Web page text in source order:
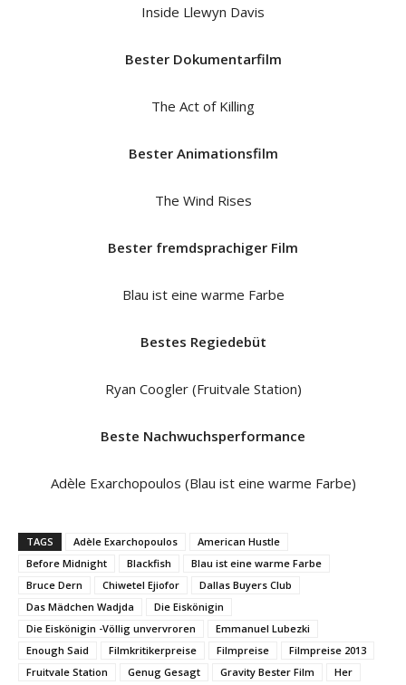
Inside Llewyn Davis
Bester Dokumentarfilm
The Act of Killing
Bester Animationsfilm
The Wind Rises
Bester fremdsprachiger Film
Blau ist eine warme Farbe
Bestes Regiedebüt
Ryan Coogler (Fruitvale Station)
Beste Nachwuchsperformance
Adèle Exarchopoulos (Blau ist eine warme Farbe)
TAGS Adèle Exarchopoulos
American Hustle
Before Midnight
Blackfish
Blau ist eine warme Farbe
Bruce Dern
Chiwetel Ejiofor
Dallas Buyers Club
Das Mädchen Wadjda
Die Eiskönigin
Die Eiskönigin -Völlig unvervroren
Emmanuel Lubezki
Enough Said
Filmkritikerpreise Filmpreise
Filmpreise 2013
Fruitvale Station
Genug Gesagt Gravity Bester Film
Her